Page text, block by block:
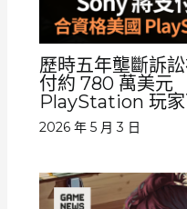
歷時五年壟斷訴
付約 780 萬美元
PlayStation 玩家
2026 年 5 月 3 日